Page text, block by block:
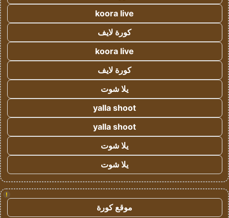
koora live
كورة لايف
koora live
كورة لايف
يلا شوت
yalla shoot
yalla shoot
يلا شوت
يلا شوت
!
موقع كورة